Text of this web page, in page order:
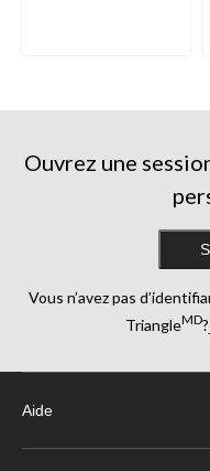
Ouvrez une
Vous n’avez pas
TriangleMD?
Aide